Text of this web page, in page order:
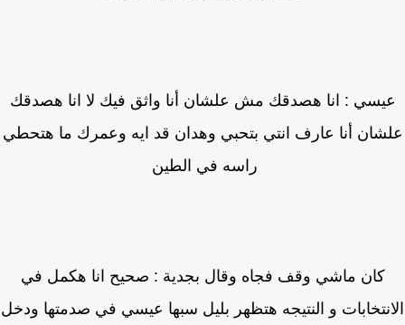
: انا هصدقك مش علشان أنا واثق فيك لا انا هصدقك
أنا عارف انتي بتحبي وهدان قد ايه وعمرك ما هتحطي
راسه في الطين
كان ماشي وقف فجاه وقال بجدية : صحيح انا هكمل في
و النتيجه هتظهر بليل سبها عيسي في صدمتها ودخل